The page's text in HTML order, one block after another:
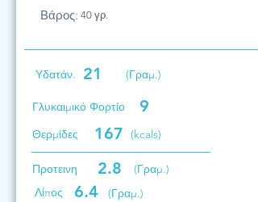
Βάρος: 40 γρ.
Υδατάν. 21 (Γραμ.)
Γλυκαιμικό Φορτίο 9
Θερμίδες 167 (kcals)
Προτεινη 2.8
(Γραμ.)
Λίπος
6.4 (Γραμ.)